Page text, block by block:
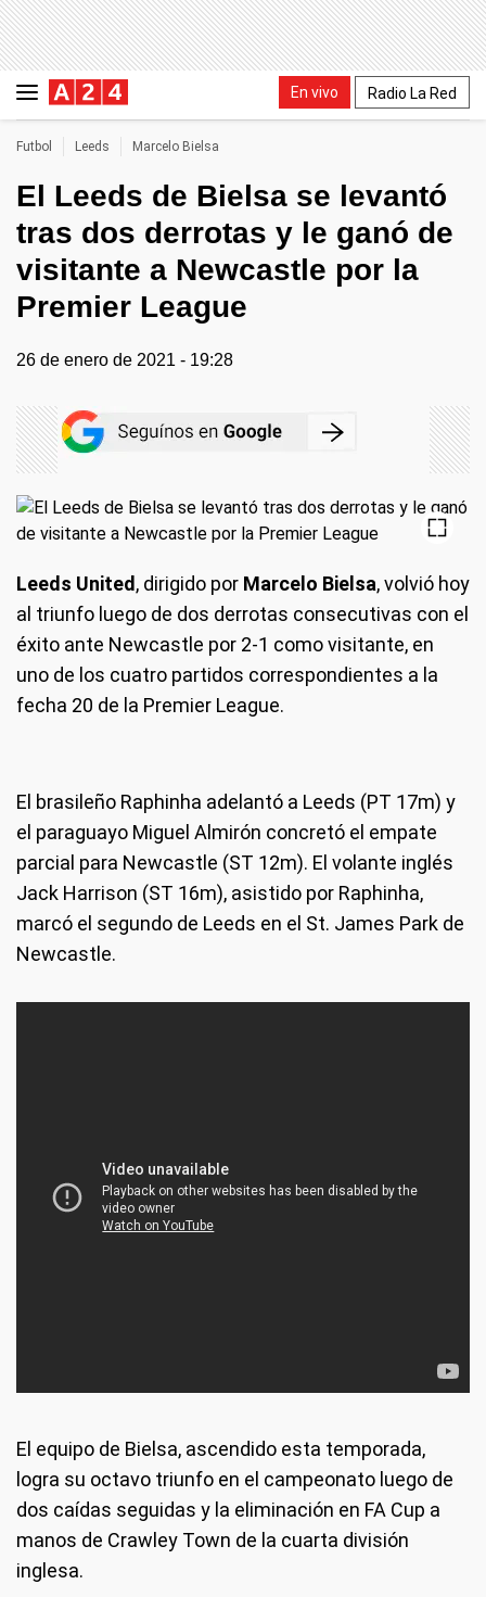
En vivo Radio La Red
Futbol Leeds Marcelo Bielsa
El Leeds de Bielsa se levantó
tras dos derrotas y le ganó de
visitante a Newcastle por la
Premier League
26 de enero de 2021 - 19:28
Leeds United , dirigido por Marcelo Bielsa, volvió hoy
al triunfo luego de dos derrotas consecutivas con el
éxito ante Newcastle por 2-1 como visitante, en
uno de los cuatro partidos correspondientes a la
fecha 20 de la Premier League.
El brasileño Raphinha adelantó a Leeds (PT 17m) y
el paraguayo Miguel Almirón concretó el empate
parcial para Newcastle (ST 12m). El volante inglés
Jack Harrison (ST 16m), asistido por Raphinha,
marcó el segundo de Leeds en el St. James Park de
Newcastle.
El equipo de Bielsa, ascendido esta temporada,
logra su octavo triunfo en el campeonato luego de
dos caídas seguidas y la eliminación en FA Cup a
manos de Crawley Town de la cuarta división
inglesa.